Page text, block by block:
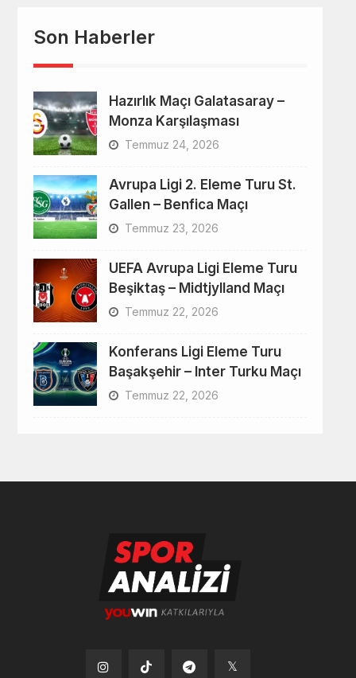
Son Haberler
Hazırlık Maçı Galatasaray –
Monza Karşılaşması
Temmuz 24, 2026
Avrupa Ligi 2. Eleme Turu St.
Gallen – Benfica Maçı
Temmuz 23, 2026
UEFA Avrupa Ligi Eleme Turu
Beşiktaş – Midtjylland Maçı
Temmuz 22, 2026
Konferans Ligi Eleme Turu
Başakşehir – Inter Turku Maçı
Temmuz 22, 2026
Tiktok